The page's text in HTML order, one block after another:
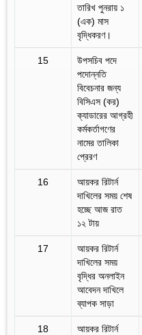
তারিখ পুনরায় ১
(এক) মাস
বৃদ্ধিকরণ।
15
উপসচিব পদে
পদোন্নতি
বিবেচনার জন্য
বিসিএস (কর)
ক্যাডারের আগ্রহী
কর্মকর্তাগণের
নামের তালিকা
প্রেরণ
16
আয়কর রিটার্ন
দাখিলের সময় শেষ
হচ্ছে আজ রাত
১২ টায়
17
আয়কর রিটার্ন
দাখিলের সময়
বৃদ্ধির অনলাইন
আবেদন দাখিলে
ব্যাপক সাড়া
18
আয়কর রিটার্ন